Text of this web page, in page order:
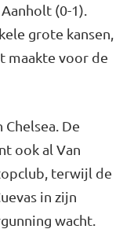
(0-1).
grote kansen,
maakte voor de
De
ook al Van
terwijl de
in zijn
wacht.